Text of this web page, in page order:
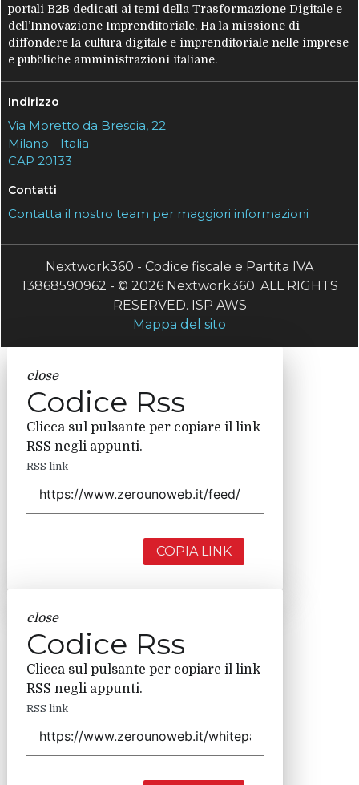
portali B2B dedicati ai temi della Trasformazione Digitale e
dell’Innovazione Imprenditoriale. Ha la missione di
diffondere la cultura digitale e imprenditoriale nelle imprese
e pubbliche amministrazioni italiane.
Indirizzo
Via Moretto da Brescia, 22
Milano - Italia
CAP 20133
Contatti
Contatta il nostro team per maggiori informazioni
Nextwork360 - Codice fiscale e Partita IVA
13868590962 - © 2026 Nextwork360. ALL RIGHTS
RESERVED. ISP AWS
Mappa del sito
close
Codice Rss
Clicca sul pulsante per copiare il link
RSS negli appunti.
RSS link
COPIA LINK
close
Codice Rss
Clicca sul pulsante per copiare il link
RSS negli appunti.
RSS link